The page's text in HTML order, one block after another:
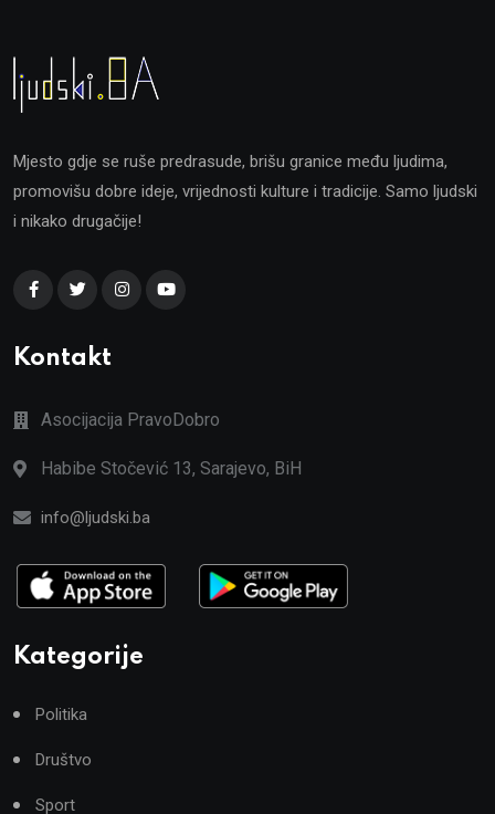
Mjesto gdje se ruše predrasude, brišu granice među ljudima,
promovišu dobre ideje, vrijednosti kulture i tradicije. Samo ljudski
i nikako drugačije!
Kontakt
Asocijacija PravoDobro
Habibe Stočević 13, Sarajevo, BiH
info@ljudski.ba
Kategorije
Politika
Društvo
Sport